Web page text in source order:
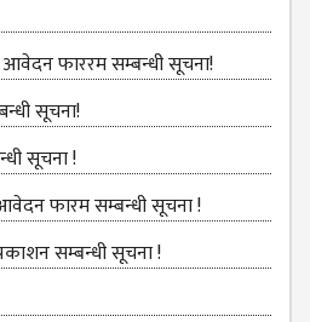
आवेदन फाररम सम्बन्धी सूचना!
सूचना!
सूचना !
आवेदन फारम सम्बन्धी सूचना !
सम्बन्धी सूचना !